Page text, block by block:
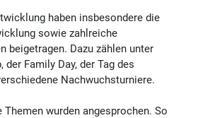
haben insbesondere die
sowie zahlreiche
beigetragen. Dazu zählen unter
der Family Day, der Tag des
Nachwuchsturniere.
wurden angesprochen. So